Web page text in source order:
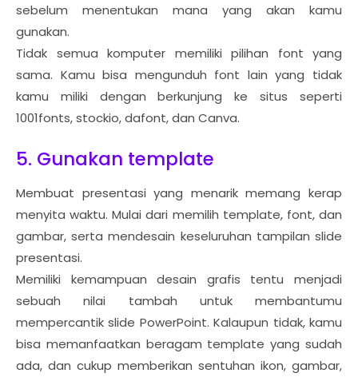
sebelum menentukan mana yang akan kamu
gunakan.
Tidak semua komputer memiliki pilihan font yang
sama. Kamu bisa mengunduh font lain yang tidak
kamu miliki dengan berkunjung ke situs seperti
1001fonts, stockio, dafont, dan Canva.
5. Gunakan template
Membuat presentasi yang menarik memang kerap
menyita waktu. Mulai dari memilih template, font, dan
gambar, serta mendesain keseluruhan tampilan slide
presentasi.
Memiliki kemampuan desain grafis tentu menjadi
sebuah nilai tambah untuk membantumu
mempercantik slide PowerPoint. Kalaupun tidak, kamu
bisa memanfaatkan beragam template yang sudah
ada, dan cukup memberikan sentuhan ikon, gambar,